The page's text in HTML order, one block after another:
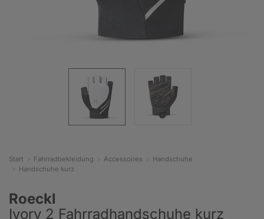
Start Fahrradbekleidung Accessoires
Handschuhe
Handschuhe kurz
Roeckl
Ivory 2 Fahrradhandschuhe kurz